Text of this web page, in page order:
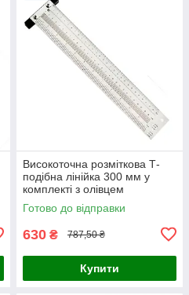
Високоточна розміткова Т-
подібна лінійка 300 мм у
комплекті з олівцем
Готово до відправки
630 ₴ 787,50 ₴
Купити